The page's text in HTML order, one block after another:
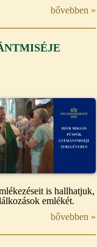
bővebben »
is hallhatjuk,
emlékét.
bővebben »